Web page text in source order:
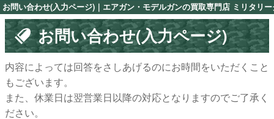
お問い合わせ(入力ページ)｜エアガン・モデルガンの買取専門店 ミリタリ
お問い合わせ(入力ページ)
内容によっては回答をさしあげるのにお時間をいただくこと
もございます。
また、休業日は翌営業日以降の対応となりますのでご了承く
ださい。